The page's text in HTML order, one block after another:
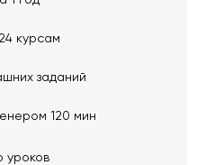
курсам
заданий
120 мин
уроков